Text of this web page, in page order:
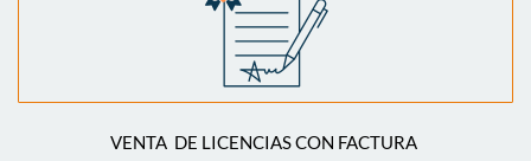
VENTA DE LICENCIAS CON FACTURA